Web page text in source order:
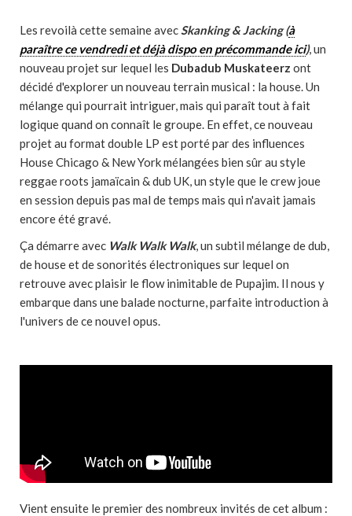
Les revoilà cette semaine avecSkanking & Jacking (à
paraître ce vendredi et déjà dispo en précommande ici), un
nouveau projet sur lequel les Dubadub Muskateerz ont
décidé d'explorer un nouveau terrain musical : la house. Un
mélange qui pourrait intriguer, mais qui paraît tout à fait
logique quand on connaît le groupe. En effet, ce nouveau
projet au format double LP est porté par des influences
House Chicago & New York mélangées bien sûr au style
reggae roots jamaïcain & dub UK, un style que le crew joue
en session depuis pas mal de temps mais qui n'avait jamais
encore été gravé.
Ça démarre avec Walk Walk Walk, un subtil mélange de dub,
de house et de sonorités électroniques sur lequel on
retrouve avec plaisir le flow inimitable de Pupajim. Il nous y
embarque dans une balade nocturne, parfaite introduction à
l'univers de ce nouvel opus.
Vient ensuite le premier des nombreux invités de cet album :